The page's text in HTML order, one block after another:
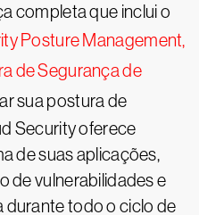
completa que inclui o
Posture Management,
de Segurança de
sua postura de
Security oferece
de suas aplicações,
de vulnerabilidades e
todo o ciclo de